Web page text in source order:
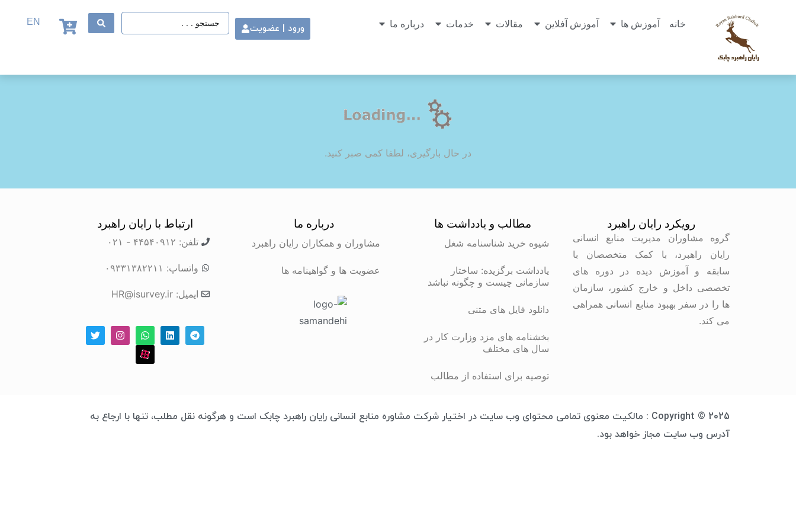
خانه آموزش ها آموزش آفلاین مقالات خدمات درباره ما ورود | عضویت
EN
در حال بارگیری، لطفا کمی صبر کنید.
رویکرد رایان راهبرد
گروه مشاوران مدیریت منابع انسانی
رایان راهبرد، با کمک متخصصان با
سابقه و آموزش دیده در دوره های
تخصصی داخل و خارج کشور، سازمان
ها را در سفر بهبود منابع انسانی همراهی
می کند.
مطالب و یادداشت ها
شیوه خرید شناسنامه شغل
یادداشت برگزیده: ساختار
سازمانی چیست و چگونه نباشد
دانلود فایل های متنی
بخشنامه های مزد وزارت کار در
سال های مختلف
توصیه برای استفاده از مطالب
درباره ما
مشاوران و همکاران رایان راهبرد
عضویت ها و گواهینامه ها
ارتباط با رایان راهبرد
تلفن: ۴۴۵۴۰۹۱۲ - ۰۲۱
واتساپ: ۰۹۳۳۱۳۸۲۲۱۱
ایمیل: HR@isurvey.ir
Copyright © 2025 : مالکیت معنوی تمامی محتوای وب سایت در اختیار شرکت مشاوره منابع انسانی رایان راهبرد چابک است و هرگونه نقل مطلب، تنها با ارجاع به
آدرس وب سایت مجاز خواهد بود.